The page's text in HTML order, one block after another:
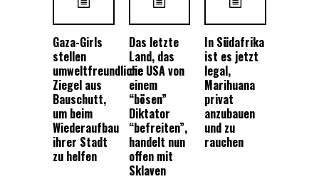
Gaza-Girls
stellen
umweltfreundliche
Ziegel aus
Bauschutt,
um beim
Wiederaufbau
ihrer Stadt
zu helfen
Das letzte
Land, das
die USA von
einem
“bösen”
Diktator
“befreiten”,
handelt nun
offen mit
Sklaven
In Südafrika
ist es jetzt
legal,
Marihuana
privat
anzubauen
und zu
rauchen